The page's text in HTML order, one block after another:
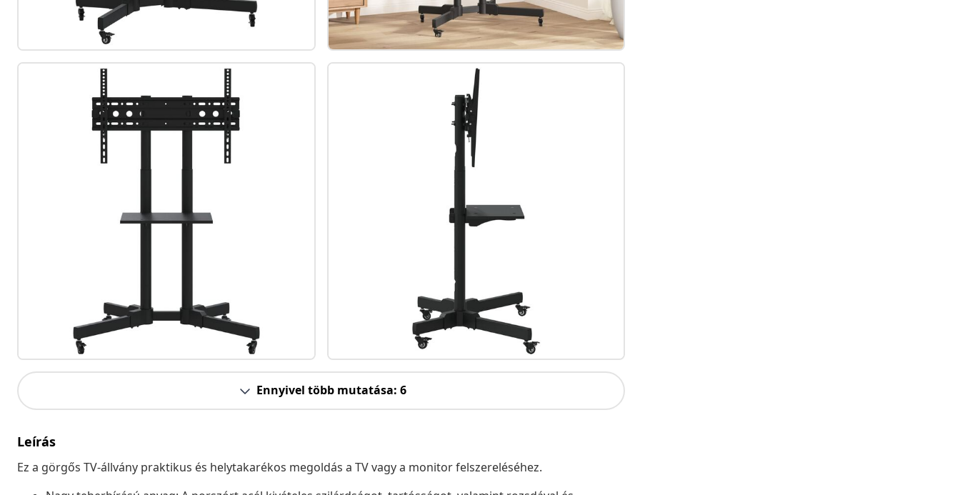
Ennyivel több mutatása: 6
Leírás
Ez a görgős TV-állvány praktikus és helytakarékos megoldás a TV vagy a monitor felszereléséhez.